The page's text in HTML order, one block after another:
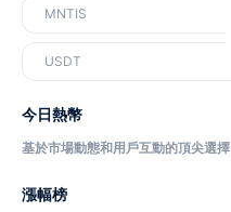
MNTIS
USDT
今日熱幣
基於市場動態和用戶互動的頂尖選擇
漲幅榜